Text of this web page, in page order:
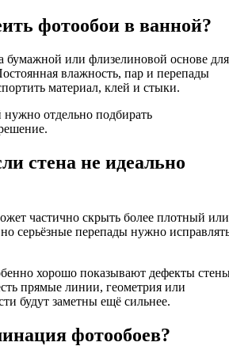
фотообои в ванной?
или флизелиновой основе для
влажность, пар и перепады
материал, клей и стыки.
отдельно подбирать
стена не идеально
частично скрыть более плотный или
серьёзные перепады нужно
хорошо показывают дефекты
прямые линии, геометрия или
будут заметны ещё сильнее.
фотообоев?